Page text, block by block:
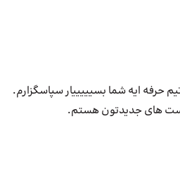
حرفه ایه شما بسیییییار سپاسگزارم.
های جدیدتون هستم.